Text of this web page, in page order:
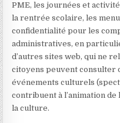
PME, les journées et
la rentrée scolaire, les
confidentialité pour les
administratives, en
d’autres sites web, qui ne
citoyens peuvent consulter
événements culturels
contribuent à l’animation de
la culture.